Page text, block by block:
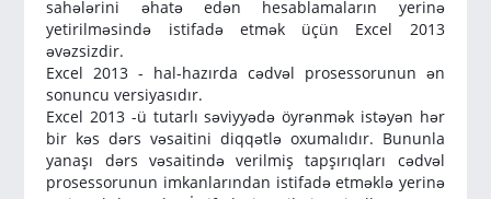
sahələrini əhatə edən hesablamaların yerinə
yetirilməsində istifadə etmək üçün Excel 2013
əvəzsizdir.
Excel 2013 - hal-hazırda cədvəl prosessorunun ən
sonuncu versiyasıdır.
Excel 2013 -ü tutarlı səviyyədə öyrənmək istəyən hər
bir kəs dərs vəsaitini diqqətlə oxumalıdır. Bununla
yanaşı dərs vəsaitində verilmiş tapşırıqları cədvəl
prosessorunun imkanlarından istifadə etməklə yerinə